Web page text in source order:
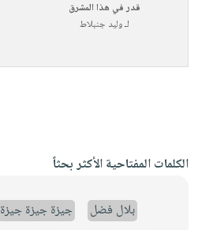
قدر في هذا المشرق
لـوليد جنبلاط
الكلمات المفتاحية الأكثر بحثاً
بلال فضل جيزة جيزة جيزة